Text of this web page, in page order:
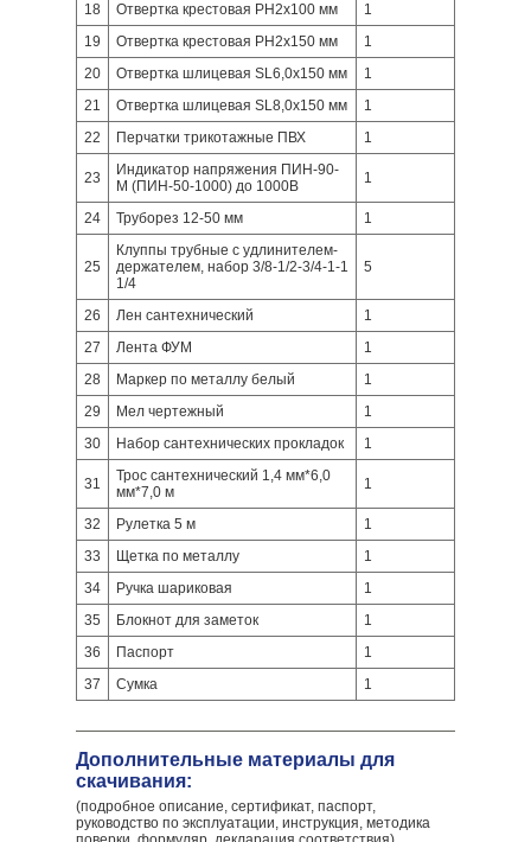
18
Отвертка крестовая PH2x100 мм
1
19
Отвертка крестовая PH2x150 мм
1
20
Отвертка шлицевая SL6,0x150 мм
1
21
Отвертка шлицевая SL8,0x150 мм
1
22
Перчатки трикотажные ПВХ 1
23
Индикатор напряжения ПИН-90-
М (ПИН-50-1000) до 1000В
1
24 Труборез 12-50 мм 1
25
Клуппы трубные с удлинителем-
держателем, набор 3/8-1/2-3/4-1-1
1/4
5
26 Лен сантехнический
1
27
Лента ФУМ
1
28
Маркер по металлу белый
1
29
Мел чертежный
1
30
Набор сантехнических прокладок 1
31
Трос сантехнический 1,4 мм*6,0
мм*7,0 м
1
32 Рулетка 5 м
1
33
Щетка по металлу
1
34
Ручка шариковая
1
35
Блокнот для заметок
1
36
Паспорт
1
37
Сумка 1
Дополнительные материалы для
скачивания:
(подробное описание, сертификат, паспорт,
руководство по эксплуатации, инструкция, методика